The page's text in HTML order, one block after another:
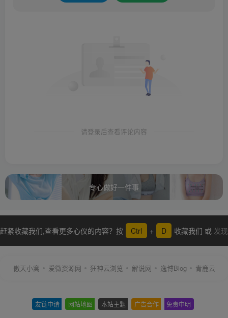
请登录后查看评论内容
专心做好一件事
赶紧收藏我们,查看更多心仪的内容？按 Ctrl + D 收藏我们 或 发现
傲天小窝 爱微资源网 狂神云浏览 解说网 逸博Blog 青鹿云
友链申请 网站地图 本站主题 广告合作 免责申明